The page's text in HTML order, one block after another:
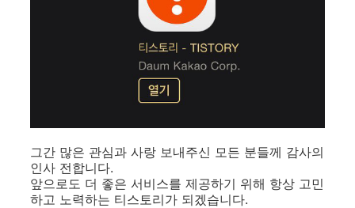
그간 많은 관심과 사랑 보내주신 모든 분들께 감사의
인사 전합니다.
앞으로도 더 좋은 서비스를 제공하기 위해 항상 고민
하고 노력하는 티스토리가 되겠습니다.